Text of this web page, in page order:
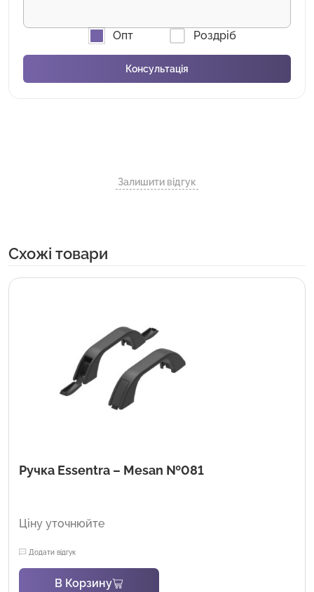
Опт Роздріб
Залишити відгук
Cхожі товари
Ручка Essentra – Mesan №081
Ціну уточнюйте
Додати відгук
В Корзину